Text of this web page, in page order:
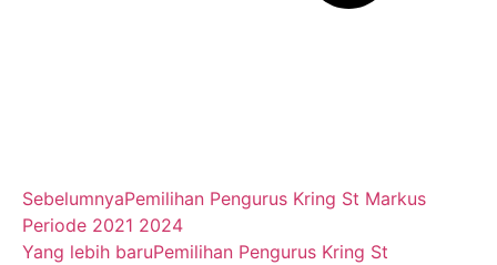
SebelumnyaPemilihan Pengurus Kring St Markus
Periode 2021 2024
Yang lebih baruPemilihan Pengurus Kring St